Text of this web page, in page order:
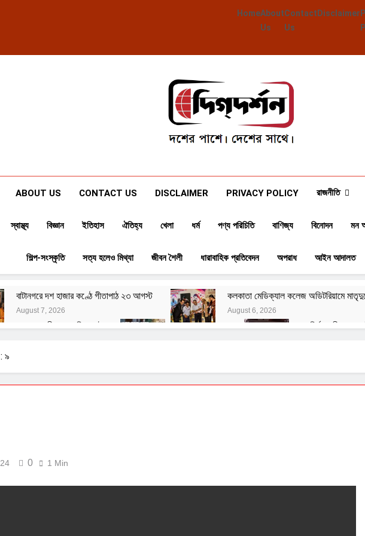
HomeAbout
Us
Contact
Us
Disclaimer
Deegdarshan
ABOUT US CONTACT US DISCLAIMER PRIVACY POLICY রাজনীতি
স্বাস্থ্য বিজ্ঞান ইতিহাস ঐতিহ্য খেলা ধর্ম পণ্য পরিচিতি বাণিজ্য বিনোদন মন
শিল্প-সংস্কৃতি সত্য হলেও মিথ্যা জীবন শৈলী ধারাবাহিক প্রতিবেদন অপরাধ আইন আদালত
বাটানগরে দশ হাজার কণ্ঠে গীতাপাঠ ২৩ আগস্ট
August 7, 2026
কলকাতা মেডিক্যাল কলেজ অডিটরিয়ামে
August 6, 2026
সরকার জহুরী এখন গড়িয়াহাটে বেশ্যার বারমাস্যা রং নির্মানকারীদের
নেতাজির বিরুদ্ধে অবমাননামূলক মন্তব্যের বিরুদ্ধে ফরোয়ার্ড ব্লকের আইনি নোটিশ
৯
0 1 Min